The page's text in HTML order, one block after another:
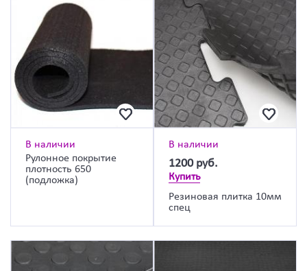
В наличии
Рулонное покрытие
плотность 650
(подложка)
В наличии
1200 руб.
Купить
Резиновая плитка 10мм
спец